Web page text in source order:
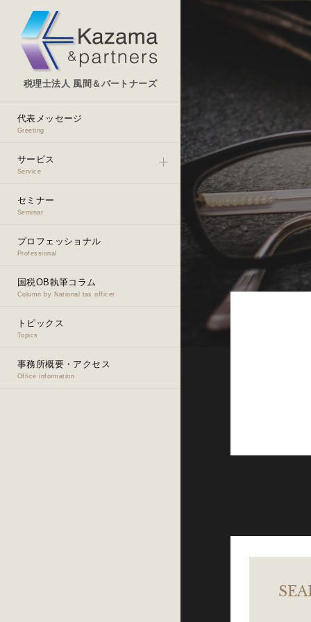
税理士法人 風間＆パートナーズ
代表メッセージ
Greeting
サービス
Service
セミナー
Seminar
プロフェッショナル
Professional
国税OB執筆コラム
Column by National tax officer
トピックス
Topics
事務所概要・アクセス
Office information